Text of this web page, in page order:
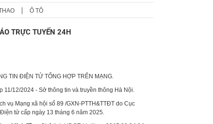
Ô TÔ
TRỰC TUYẾN 24H
TIN ĐIỆN TỬ TỔNG HỢP TRÊN MẠNG.
11/12/2024 - Sở thông tin và truyền thông Hà Nội.
vụ Mạng xã hội số 89 /GXN-PTTH&TTĐT do Cục
tử cấp ngày 13 tháng 6 năm 2025.